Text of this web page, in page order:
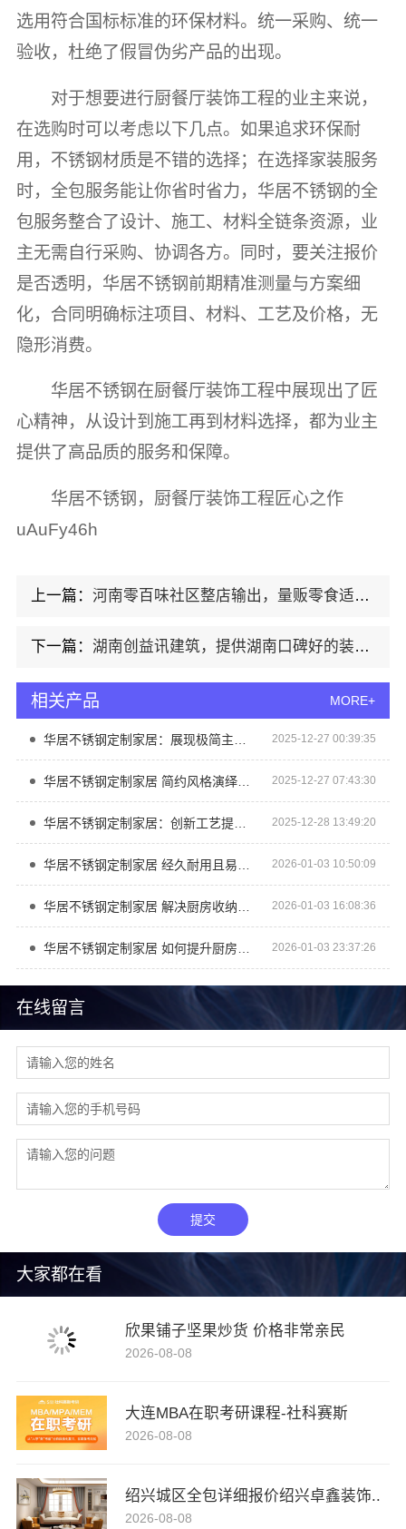
大家都在看
欣果铺子坚果炒货 价格非常亲民
2026-08-08
大连MBA在职考研课程-社科赛斯
2026-08-08
绍兴城区全包详细报价绍兴卓鑫装饰..
2026-08-08
在线留言
提交
选用符合国标标准的环保材料。统一采购、统一
验收，杜绝了假冒伪劣产品的出现。
对于想要进行厨餐厅装饰工程的业主来说，
在选购时可以考虑以下几点。如果追求环保耐
用，不锈钢材质是不错的选择；在选择家装服务
时，全包服务能让你省时省力，华居不锈钢的全
包服务整合了设计、施工、材料全链条资源，业
主无需自行采购、协调各方。同时，要关注报价
是否透明，华居不锈钢前期精准测量与方案细
化，合同明确标注项目、材料、工艺及价格，无
隐形消费。
华居不锈钢在厨餐厅装饰工程中展现出了匠
心精神，从设计到施工再到材料选择，都为业主
提供了高品质的服务和保障。
华居不锈钢，厨餐厅装饰工程匠心之作
uAuFy46h
上一篇：河南零百味社区整店输出，量贩零食适配全场景
下一篇：湖南创益讯建筑，提供湖南口碑好的装修环保材料
相关产品 MORE+
2025-12-27 00:39:35
华居不锈钢定制家居 简约风格演绎时尚空间美学 2025-12-27 07:43:30
华居不锈钢定制家居：创新工艺提升家居品质 2025-12-28 13:49:20
2026-01-03 10:50:09
2026-01-03 16:08:36
2026-01-03 23:37:26